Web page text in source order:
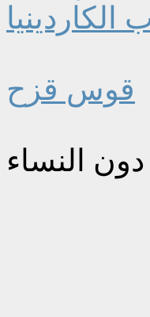
الكاردينيا
قوس قزح
النساء